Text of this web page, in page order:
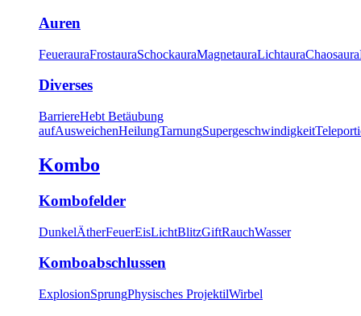
Auren
FeuerauraFrostauraSchockauraMagnetauraLichtauraChaosaura
Diverses
BarriereHebt Betäubung
aufAusweichenHeilungTarnungSupergeschwindigkeit
Kombo
Kombofelder
DunkelÄtherFeuerEisLichtBlitzGiftRauchWasser
Komboabschlussen
ExplosionSprungPhysisches ProjektilWirbel